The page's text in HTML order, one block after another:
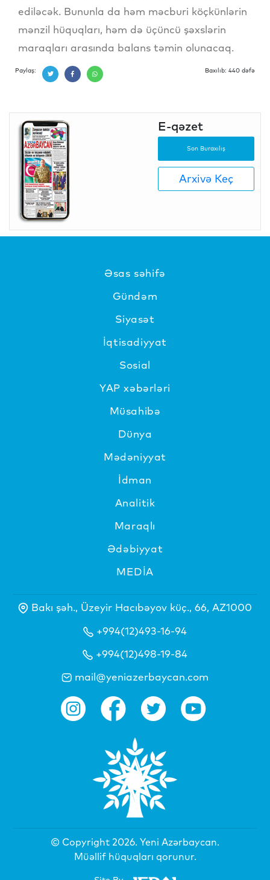
ediləcək. Bununla da həm məcburi köçkünlərin
mənzil hüquqları, həm də üçüncü şəxslərin
maraqları arasında balans təmin olunacaq.
Paylaş: Baxılıb: 440 dəfə
E-qəzet
Son Buraxılış
Arxivə Keç
Əsas səhifə
Gündəm
Siyasət
İqtisadiyyat
Sosial
YAP xəbərləri
Müsahibə
Dünya
Mədəniyyat
İdman
Analitik
Maraqlı
Ədəbiyyat
MEDİA
Bakı şəh., Üzeyir Hacıbəyov küç., 66, AZ1000
+994(12)493-16-94
+994(12)498-19-84
mail@yeniazerbaycan.com
© Copyright 2026. Yeni Azərbaycan.
Müəllif hüquqları qorunur.